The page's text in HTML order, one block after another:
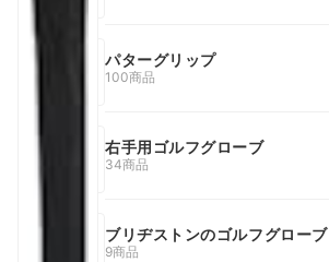
パターグリップ
100商品
右手用ゴルフグローブ
34商品
ブリヂストンのゴルフグローブ
9商品